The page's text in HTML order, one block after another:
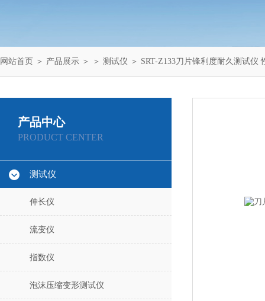
网站首页 ＞ 产品展示 ＞ ＞ 测试仪 ＞ SRT-Z133刀片锋利度耐久测试仪
产品中心
PRODUCT CENTER
测试仪
伸长仪
流变仪
指数仪
泡沫压缩变形测试仪